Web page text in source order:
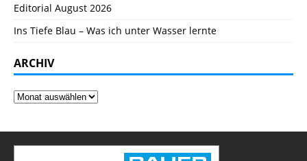
Editorial August 2026
Ins Tiefe Blau – Was ich unter Wasser lernte
ARCHIV